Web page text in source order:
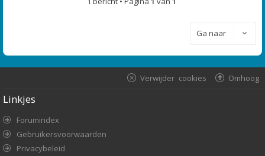
Ga naar
Omhoog
Verwijder cookies
Linkjes
Forumindex
Gebruikersvoorwaarden
Privacybeleid